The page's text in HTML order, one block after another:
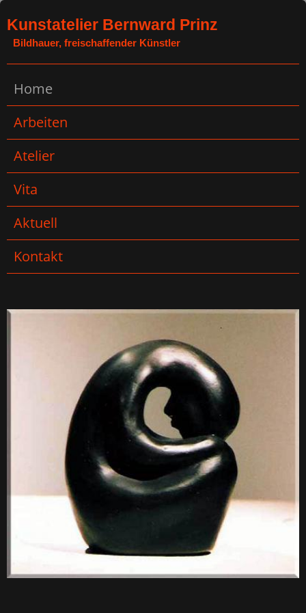
Kunstatelier Bernward Prinz
Bildhauer, freischaffender Künstler
Home
Arbeiten
Atelier
Vita
Aktuell
Kontakt